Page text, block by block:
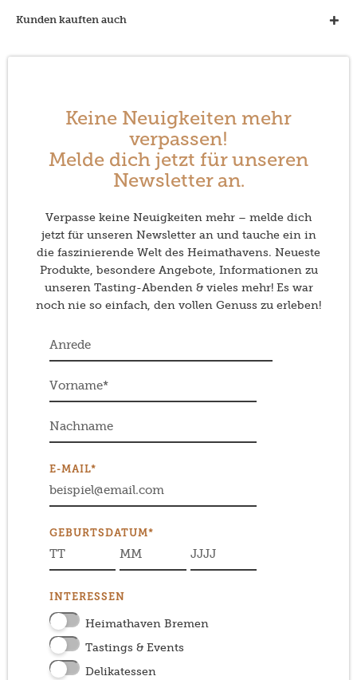
Kunden kauften auch
Keine Neuigkeiten mehr
verpassen!
Melde dich jetzt für unseren
Newsletter an.
Verpasse keine Neuigkeiten mehr – melde dich
jetzt für unseren Newsletter an und tauche ein in
die faszinierende Welt des Heimathavens. Neueste
Produkte, besondere Angebote, Informationen zu
unseren Tasting-Abenden & vieles mehr! Es war
noch nie so einfach, den vollen Genuss zu erleben!
E-MAIL*
GEBURTSDATUM*
INTERESSEN
Heimathaven Bremen
Tastings & Events
Delikatessen